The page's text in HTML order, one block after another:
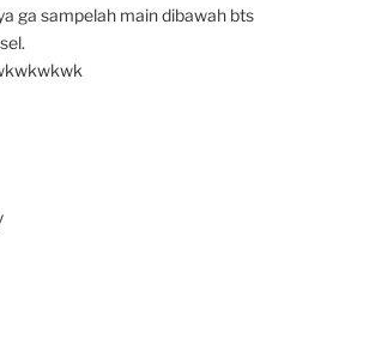
ga sampelah main dibawah bts